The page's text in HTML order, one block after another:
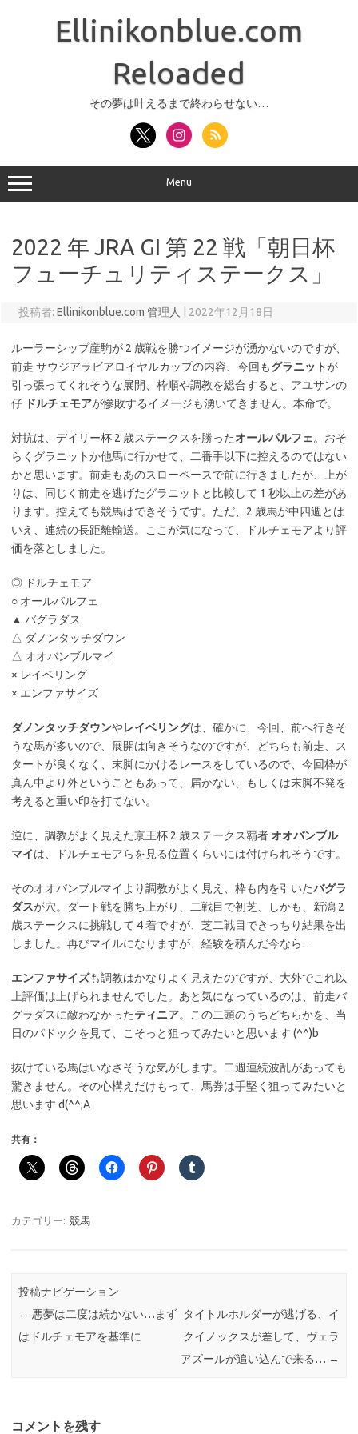
Ellinikonblue.com
Reloaded
その夢は叶えるまで終わらせない…
Menu
2022 年 JRA GI 第 22 戦「朝日杯
フューチュリティステークス」
投稿者: Ellinikonblue.com 管理人 2022年12月18日
ルーラーシップ産駒が 2 歳戦を勝つイメージが湧かないのですが、
前走 サウジアラビアロイヤルカップの内容、今回もグラニットが
引っ張ってくれそうな展開、枠順や調教を総合すると、アユサンの
仔 ドルチェモアが惨敗するイメージも湧いてきません。本命で。
対抗は、デイリー杯 2 歳ステークスを勝ったオールパルフェ。おそ
らくグラニットか他馬に行かせて、二番手以下に控えるのではない
かと思います。前走もあのスローペースで前に行きましたが、上が
りは、同じく前走を逃げたグラニットと比較して 1 秒以上の差があ
ります。控えても競馬はできそうです。ただ、2 歳馬が中四週とは
いえ、連続の長距離輸送。ここが気になって、ドルチェモアより評
価を落としました。
◎ ドルチェモア
○ オールパルフェ
▲ バグラダス
△ ダノンタッチダウン
△ オオバンブルマイ
× レイベリング
× エンファサイズ
ダノンタッチダウンやレイベリングは、確かに、今回、前へ行きそ
うな馬が多いので、展開は向きそうなのですが、どちらも前走、ス
タートが良くなく、末脚にかけるレースをしているので、今回枠が
真ん中より外ということもあって、届かない、もしくは末脚不発を
考えると重い印を打てない。
逆に、調教がよく見えた京王杯 2 歳ステークス覇者オオバンブル
マイは、ドルチェモアらを見る位置くらいには付けられそうです。
そのオオバンブルマイより調教がよく見え、枠も内を引いたバグラ
ダスが穴。ダート戦を勝ち上がり、二戦目で初芝、しかも、新潟 2
歳ステークスに挑戦して 4 着ですが、芝二戦目できっちり結果を出
しました。再びマイルになりますが、経験を積んだ今なら…
エンファサイズも調教はかなりよく見えたのですが、大外でこれ以
上評価は上げられませんでした。あと気になっているのは、前走バ
グラダスに敵わなかったティニア。この二頭のうちどちらかを、当
日のパドックを見て、こそっと狙ってみたいと思います (^^)b
抜けている馬はいなさそうな気がします。二週連続波乱があっても
驚きません。その心構えだけもって、馬券は手堅く狙ってみたいと
思います d(^^;A
共有：
カテゴリー: 競馬
投稿ナビゲーション
← 悪夢は二度は続かない…まず
はドルチェモアを基準に
タイトルホルダーが逃げる、イ
クイノックスが差して、ヴェラ
アズールが追い込んで来る… →
コメントを残す